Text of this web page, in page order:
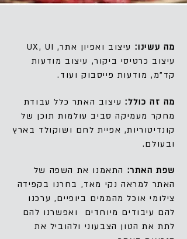
מה עשינו: עיצוב ואפיון אתר, UX, UI
עיצוב כרטיסי ביקור, עיצוב מודעות
קד"מ, מודעות פייסבוק ועוד.
מה זה כולל:עיצוב האתר כלל עבודת
מחקר מעמיקה סביב עולמות תוכן של
קונדיטוריות, אפיית לחם ושוקולד בארץ
ובעולם.
שפת האתר: התאמנו את השפה של
האתר למראה נקי מאד, בחרנו בקפידה
צילומי אוכל מהממים ביופיים, ערכנו
להם עיבודים מיוחדים ואפשרנו להם
לתת את הטון הצבעוני ולהוביל את